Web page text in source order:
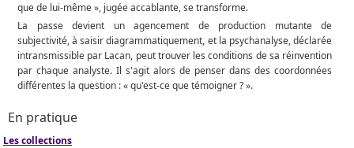
que de lui-même », jugée accablante, se transforme.
La passe devient un agencement de production mutante de
subjectivité, à saisir diagrammatiquement, et la psychanalyse, déclarée
intransmissible par Lacan, peut trouver les conditions de sa réinvention
par chaque analyste. Il s'agit alors de penser dans des coordonnées
différentes la question : « qu'est-ce que témoigner ? ».
En pratique
Les collections